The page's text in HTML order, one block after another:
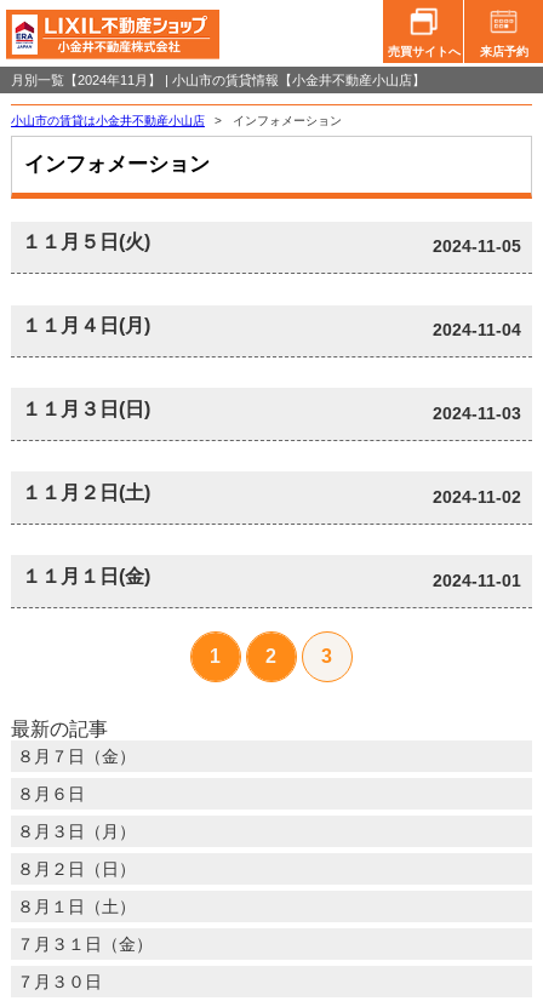
売買サイトへ 来店予約
月別一覧【2024年11月】 | 小山市の賃貸情報【小金井不動産小山店】
小山市の賃貸は小金井不動産小山店 > インフォメーション
インフォメーション
１１月５日(火) 2024-11-05
１１月４日(月) 2024-11-04
１１月３日(日) 2024-11-03
１１月２日(土) 2024-11-02
１１月１日(金) 2024-11-01
1 2 3
最新の記事
８月７日（金）
８月６日
８月３日（月）
８月２日（日）
８月１日（土）
７月３１日（金）
７月３０日